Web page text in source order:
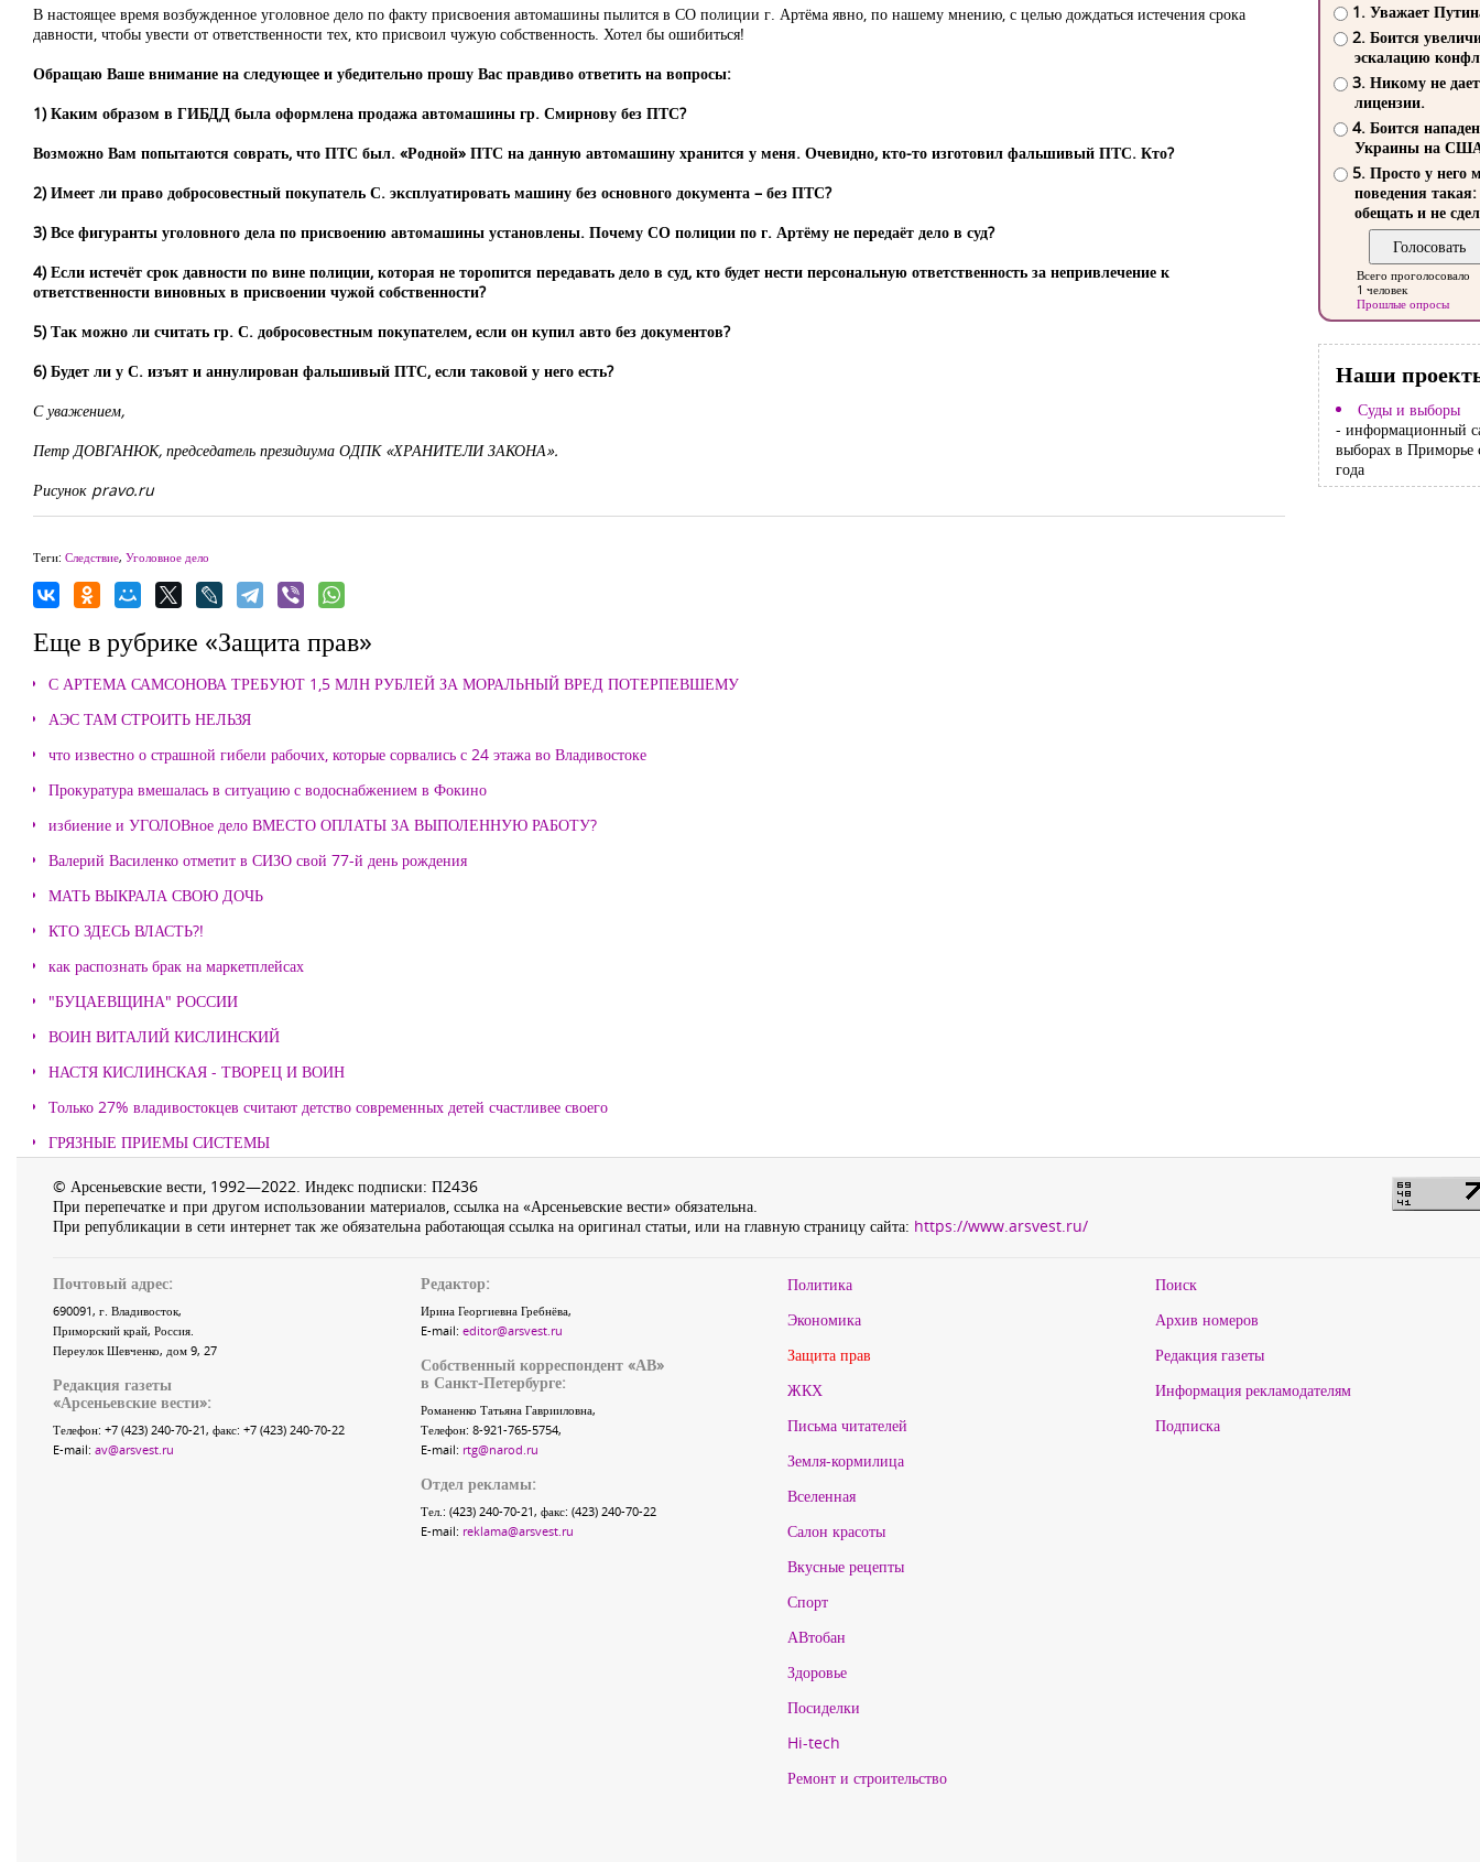
В настоящее время возбужденное уголовное дело по факту присвоения автомашины пылится в СО полиции г. Артёма явно, по нашему мнению, с целью дождаться истечения срока
давности, чтобы увести от ответственности тех, кто присвоил чужую собственность. Хотел бы ошибиться!
Обращаю Ваше внимание на следующее и убедительно прошу Вас правдиво ответить на вопросы:
1) Каким образом в ГИБДД была оформлена продажа автомашины гр. Смирнову без ПТС?
Возможно Вам попытаются соврать, что ПТС был. «Родной» ПТС на данную автомашину хранится у меня. Очевидно, кто-то изготовил фальшивый ПТС. Кто?
2) Имеет ли право добросовестный покупатель С. эксплуатировать машину без основного документа – без ПТС?
3) Все фигуранты уголовного дела по присвоению автомашины установлены. Почему СО полиции по г. Артёму не передаёт дело в суд?
4) Если истечёт срок давности по вине полиции, которая не торопится передавать дело в суд, кто будет нести персональную ответственность за непривлечение к
ответственности виновных в присвоении чужой собственности?
5) Так можно ли считать гр. С. добросовестным покупателем, если он купил авто без документов?
6) Будет ли у С. изъят и аннулирован фальшивый ПТС, если таковой у него есть?
С уважением,
Петр ДОВГАНЮК, председатель президиума ОДПК «ХРАНИТЕЛИ ЗАКОНА».
Рисунок pravo.ru
Теги: Следствие, Уголовное дело
Еще в рубрике «Защита прав»
С АРТЕМА САМСОНОВА ТРЕБУЮТ 1,5 МЛН РУБЛЕЙ ЗА МОРАЛЬНЫЙ ВРЕД ПОТЕРПЕВШЕМУ
АЭС ТАМ СТРОИТЬ НЕЛЬЗЯ
что известно о страшной гибели рабочих, которые сорвались с 24 этажа во Владивостоке
Прокуратура вмешалась в ситуацию с водоснабжением в Фокино
избиение и УГОЛОВное дело ВМЕСТО ОПЛАТЫ ЗА ВЫПОЛЕННУЮ РАБОТУ?
Валерий Василенко отметит в СИЗО свой 77-й день рождения
МАТЬ ВЫКРАЛА СВОЮ ДОЧЬ
КТО ЗДЕСЬ ВЛАСТЬ?!
как распознать брак на маркетплейсах
"БУЦАЕВЩИНА" РОССИИ
ВОИН ВИТАЛИЙ КИСЛИНСКИЙ
НАСТЯ КИСЛИНСКАЯ - ТВОРЕЦ И ВОИН
Только 27% владивостокцев считают детство современных детей счастливее своего
ГРЯЗНЫЕ ПРИЕМЫ СИСТЕМЫ
1. Уважает
2. Боится
эскалацию
3. Никому не
лицензии.
4. Боится
Украины на
5. Просто у него
поведения такая:
обещать и не
Всего проголосовало
1 человек
Прошлые опросы
Наши
Суды и выборы
- информационный
выборах в Приморье
года
© Арсеньевские вести, 1992—2022. Индекс подписки: П2436
При перепечатке и при другом использовании материалов, ссылка на «Арсеньевские вести» обязательна.
При републикации в сети интернет так же обязательна работающая ссылка на оригинал статьи, или на главную страницу сайта: https://www.arsvest.ru/
Почтовый адрес:
690091, г. Владивосток,
Приморский край, Россия.
Переулок Шевченко, дом 9, 27
Редакция газеты
«Арсеньевские вести»:
Телефон: +7 (423) 240-70-21, факс: +7 (423) 240-70-22
E-mail: av@arsvest.ru
Редактор:
Ирина Георгиевна Гребнёва,
E-mail: editor@arsvest.ru
Собственный корреспондент «АВ»
в Санкт-Петербурге:
Романенко Татьяна Гаврииловна,
Телефон: 8-921-765-5754,
E-mail: rtg@narod.ru
Отдел рекламы:
Тел.: (423) 240-70-21, факс: (423) 240-70-22
E-mail: reklama@arsvest.ru
Политика
Экономика
Защита прав
ЖКХ
Письма читателей
Земля-кормилица
Вселенная
Салон красоты
Вкусные рецепты
Спорт
АВтобан
Здоровье
Посиделки
Hi-tech
Ремонт и строительство
Поиск
Архив номеров
Редакция газеты
Информация рекламодателям
Подписка